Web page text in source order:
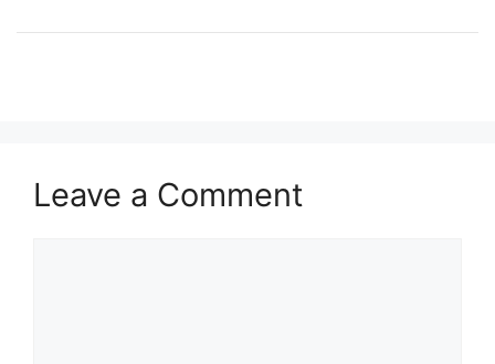
Leave a Comment